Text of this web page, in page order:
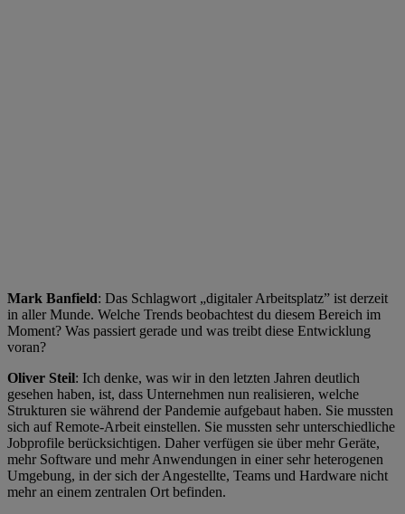
Mark Banfield: Das Schlagwort „digitaler Arbeitsplatz” ist derzeit
in aller Munde. Welche Trends beobachtest du diesem Bereich im
Moment? Was passiert gerade und was treibt diese Entwicklung
voran?
Oliver Steil: Ich denke, was wir in den letzten Jahren deutlich
gesehen haben, ist, dass Unternehmen nun realisieren, welche
Strukturen sie während der Pandemie aufgebaut haben. Sie mussten
sich auf Remote-Arbeit einstellen. Sie mussten sehr unterschiedliche
Jobprofile berücksichtigen. Daher verfügen sie über mehr Geräte,
mehr Software und mehr Anwendungen in einer sehr heterogenen
Umgebung, in der sich der Angestellte, Teams und Hardware nicht
mehr an einem zentralen Ort befinden.